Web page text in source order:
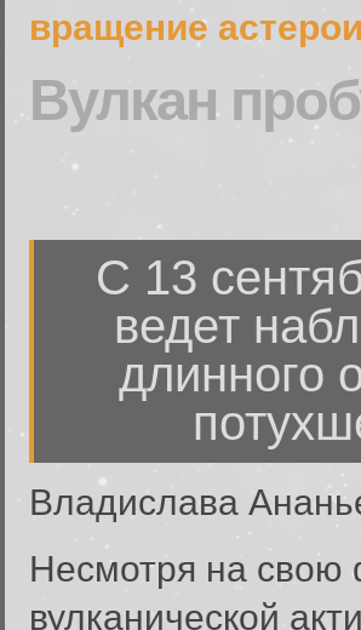
вращение
Вулкан
С 13
ведет
длинного
Владислава
Несмотря на свою
вулканической